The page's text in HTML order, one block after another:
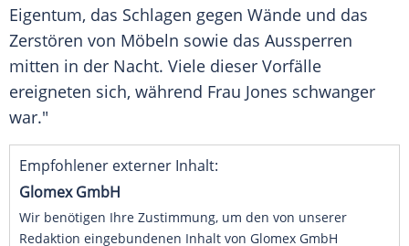
Eigentum, das Schlagen gegen Wände und das
Zerstören von Möbeln sowie das Aussperren
mitten in der Nacht. Viele dieser Vorfälle
ereigneten sich, während Frau Jones schwanger
war."
Empfohlener externer Inhalt:
Glomex GmbH
Wir benötigen Ihre Zustimmung, um den von unserer
Redaktion eingebundenen Inhalt von Glomex GmbH